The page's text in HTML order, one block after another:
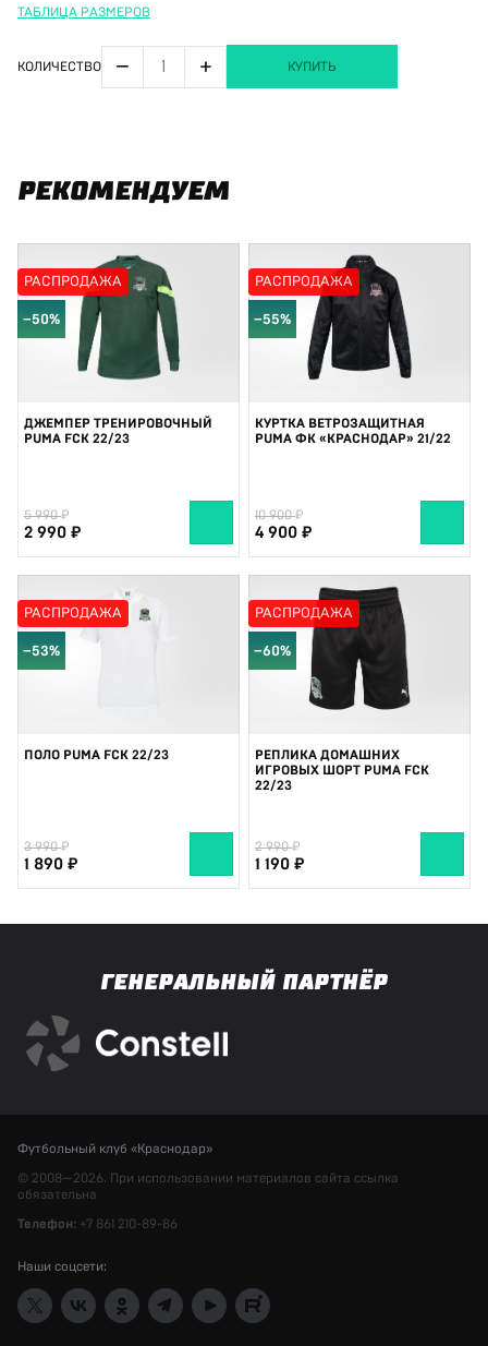
ТАБЛИЦА РАЗМЕРОВ
КОЛИЧЕСТВО − + КУПИТЬ
РЕКОМЕНДУЕМ
РАСПРОДАЖА
−50%
ДЖЕМПЕР ТРЕНИРОВОЧНЫЙ
PUMA FCK 22/23
5 990
2 990
РАСПРОДАЖА
−55%
КУРТКА ВЕТРОЗАЩИТНАЯ
PUMA ФК «КРАСНОДАР» 21/22
10 900
4 900
РАСПРОДАЖА
−53%
ПОЛО PUMA FCK 22/23
3 990
1 890
РАСПРОДАЖА
−60%
РЕПЛИКА ДОМАШНИХ
ИГРОВЫХ ШОРТ PUMA FCK
22/23
2 990
1 190
ГЕНЕРАЛЬНЫЙ ПАРТНЁР
Футбольный клуб «Краснодар»
© 2008—2026. При использовании материалов сайта ссылка
обязательна
Телефон: +7 861 210-89-86
Наши соцсети: